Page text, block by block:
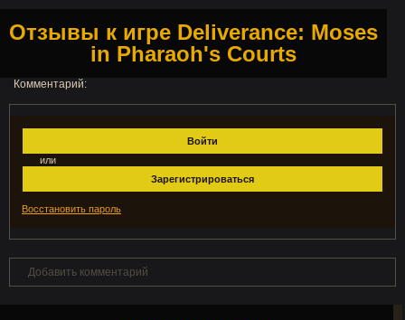
Отзывы к игре Deliverance: Moses
in Pharaoh's Courts
Комментарий:
Войти
или
Зарегистрироваться
Восстановить пароль
Добавить комментарий